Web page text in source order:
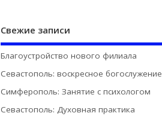
Свежие записи
Благоустройство нового филиала
Севастополь: воскресное богослужение
Симферополь: Занятие с психологом
Севастополь: Духовная практика